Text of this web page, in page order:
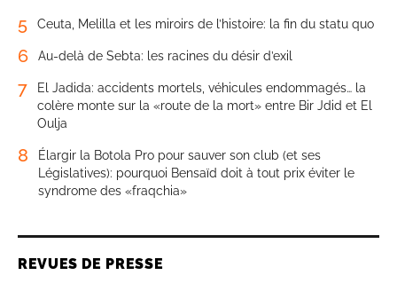
5 Ceuta, Melilla et les miroirs de l’histoire: la fin du statu quo
6 Au-delà de Sebta: les racines du désir d’exil
7
El Jadida: accidents mortels, véhicules endommagés… la
colère monte sur la «route de la mort» entre Bir Jdid et El
Oulja
8
Élargir la Botola Pro pour sauver son club (et ses
Législatives): pourquoi Bensaïd doit à tout prix éviter le
syndrome des «fraqchia»
REVUES DE PRESSE